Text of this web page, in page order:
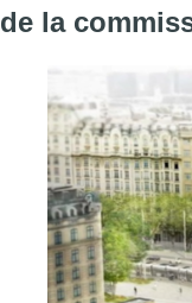
de la